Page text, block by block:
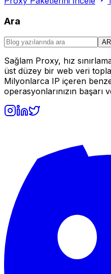
Ara
Sağlam Proxy, hız
üst düzey bir web veri
Milyonlarca IP içeren
operasyonlarınızın başarı